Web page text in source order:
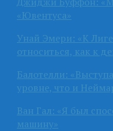
«Ювентуса»
Унай Эмери: «К
относиться, как к
Балотелли:
уровне, что и
Ван Гал: «Я был
машину»